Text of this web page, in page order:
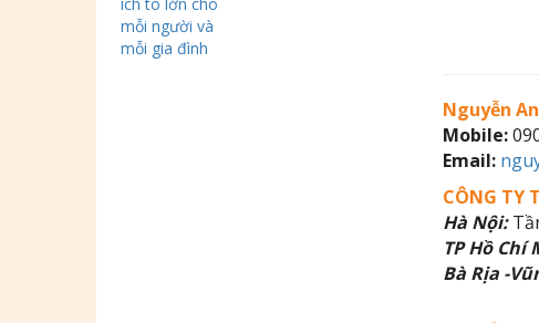
Nguyễn
Mobile:
Email:
CÔNG TY
Hà Nội:
TP Hồ Chí
Bà Rịa -